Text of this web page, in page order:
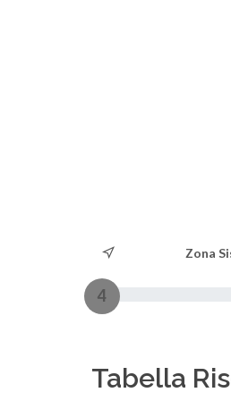
Zona
4
Tabella